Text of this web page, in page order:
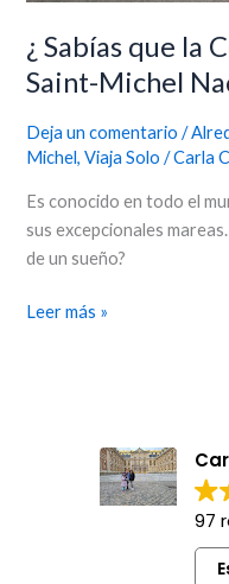
¿ Sabías que la
Saint-Michel
Deja un comentario /
Michel,Viaja Solo /Carla
Es conocido en todo el
sus excepcionales
de un sueño?
Leer más »
97